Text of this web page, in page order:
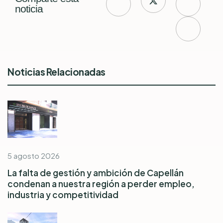
noticia
Noticias Relacionadas
5 agosto 2026
La falta de gestión y ambición de Capellán
condenan a nuestra región a perder empleo,
industria y competitividad